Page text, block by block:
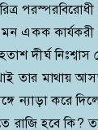
একক কার্যকরী
দীর্ঘ
তার মাথায়
ন্যাড়া করে
রাজি হবে কি?